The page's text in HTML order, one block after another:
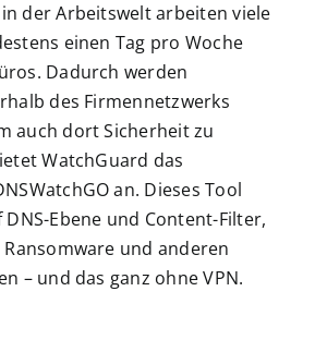
der Arbeitswelt arbeiten viele
einen Tag pro Woche
Dadurch werden
des Firmennetzwerks
auch dort Sicherheit zu
WatchGuard das
an. Dieses Tool
Ebene und Content-Filter,
und anderen
– und das ganz ohne VPN.